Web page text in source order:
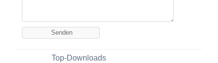
Top-Downloads